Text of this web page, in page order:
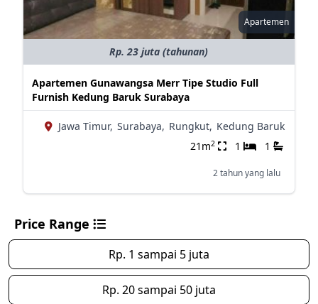
Apartemen
Rp. 23 juta (tahunan)
Apartemen Gunawangsa Merr Tipe Studio Full
Furnish Kedung Baruk Surabaya
Jawa Timur, Surabaya, Rungkut, Kedung Baruk
21m2 1 1
2 tahun yang lalu
Price Range
Rp. 1 sampai 5 juta
Rp. 20 sampai 50 juta